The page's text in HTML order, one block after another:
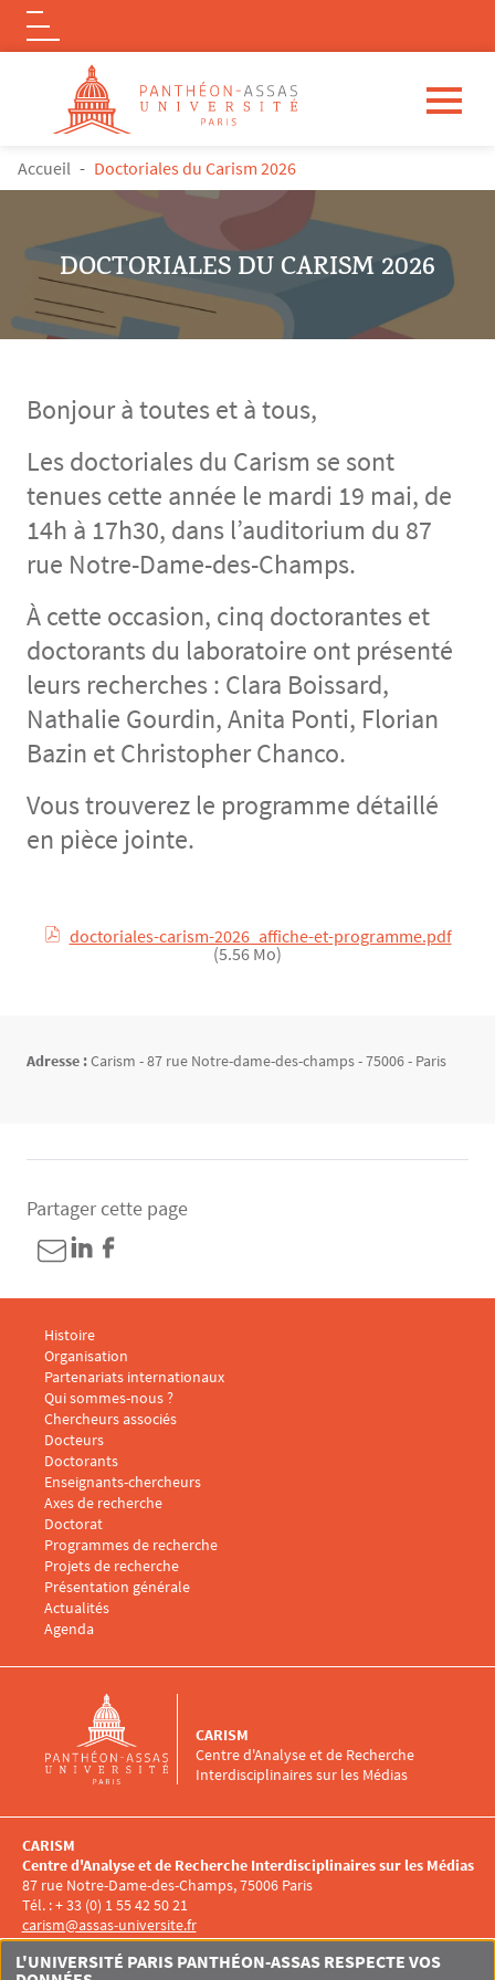
Aller au contenu principal
Logo
FIL D'ARIANE
Accueil Doctoriales du Carism 2026
DOCTORIALES DU CARISM 2026
Bonjour à toutes et à tous,
Les doctoriales du Carism se sont
tenues cette année le mardi 19 mai, de
14h à 17h30, dans l’auditorium du 87
rue Notre-Dame-des-Champs.
À cette occasion, cinq doctorantes et
doctorants du laboratoire ont présenté
leurs recherches : Clara Boissard,
Nathalie Gourdin, Anita Ponti, Florian
Bazin et Christopher Chanco.
Vous trouverez le programme détaillé
en pièce jointe.
Contenu
Texte
Documentdoctoriales-carism-2026_affiche-et-programme.pdf
(5.56 Mo)
Adresse :Carism - 87 rue Notre-dame-des-champs - 75006 - Paris
Partager cette page
Menu footer CARISM 1
Histoire
Organisation
Partenariats internationaux
Qui sommes-nous ?
Menu footer CARISM 2
Chercheurs associés
Docteurs
Doctorants
Enseignants-chercheurs
Menu footer CARISM 3
Axes de recherche
Doctorat
Programmes de recherche
Projets de recherche
Présentation générale
Menu footer CARISM 4
Actualités
Agenda
Centre d'Analyse et de Recherche
Interdisciplinaires sur les Médias
CARISM
CARISM
Centre d'Analyse et de Recherche Interdisciplinaires sur les Médias
87 rue Notre-Dame-des-Champs, 75006 Paris
Tél. : + 33 (0) 1 55 42 50 21
carism@assas-universite.fr
Menu RS CARISM
L'UNIVERSITÉ PARIS PANTHÉON-ASSAS RESPECTE VOS